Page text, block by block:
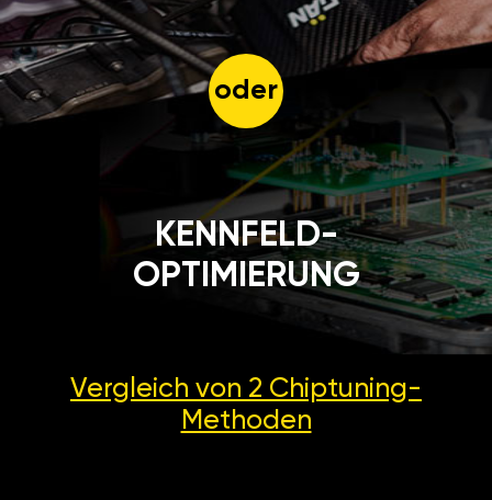
oder
KENNFELD-
OPTIMIERUNG
Vergleich von 2 Chiptuning-
Methoden